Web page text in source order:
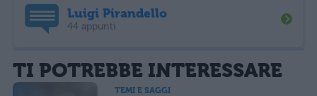
Luigi Pirandello
44 appunti
TI POTREBBE INTERESSARE
TEMI E SAGGI